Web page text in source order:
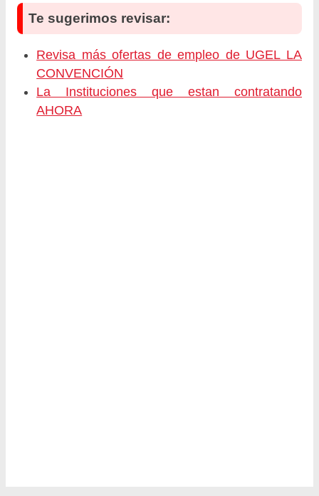
Te sugerimos revisar:
Revisa más ofertas de empleo de UGEL LA
CONVENCIÓN
La Instituciones que estan contratando
AHORA